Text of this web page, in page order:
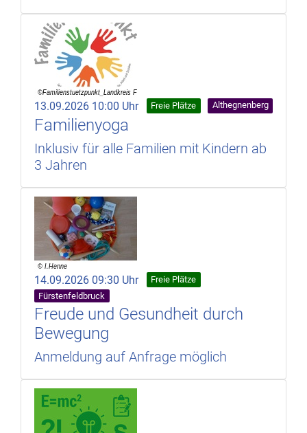
13.09.2026 10:00 Uhr Freie Plätze Althegnenberg
Familienyoga
Inklusiv für alle Familien mit Kindern ab
3 Jahren
14.09.2026 09:30 Uhr
Freie Plätze
Fürstenfeldbruck
Freude und Gesundheit durch
Bewegung
Anmeldung auf Anfrage möglich